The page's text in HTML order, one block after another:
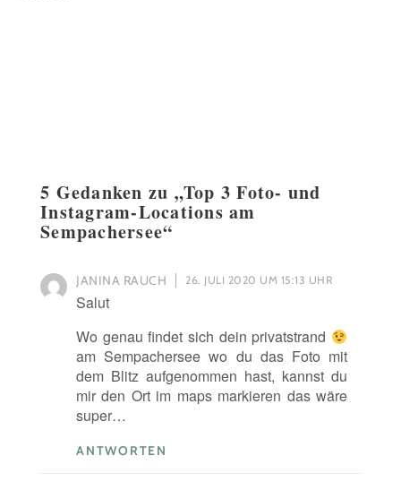
5 Gedanken zu „Top 3 Foto- und
Instagram-Locations am
Sempachersee“
JANINA RAUCH 26. JULI 2020 UM 15:13 UHR
Salut
Wo genau findet sich dein privatstrand
am Sempachersee wo du das Foto mit
dem Blitz aufgenommen hast, kannst du
mir den Ort im maps markieren das wäre
super…
ANTWORTEN